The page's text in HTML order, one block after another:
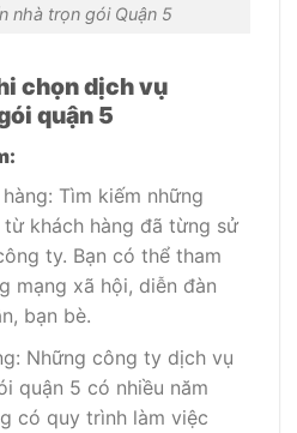
nhà trọn gói Quận 5
chọn dịch vụ
quận 5
Tìm kiếm những
khách hàng đã từng sử
ty. Bạn có thể tham
mạng xã hội, diễn đàn
bạn bè.
Những công ty dịch vụ
quận 5 có nhiều năm
có quy trình làm việc